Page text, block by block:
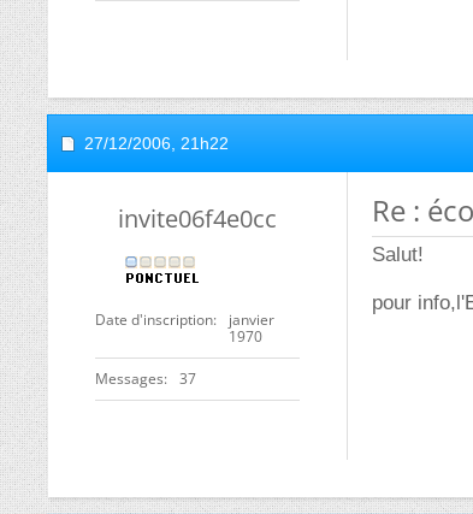
27/12/2006, 21h22
invite06f4e0cc
Date d'inscription
janvier
1970
Messages 37
Re :
Salut!
pour